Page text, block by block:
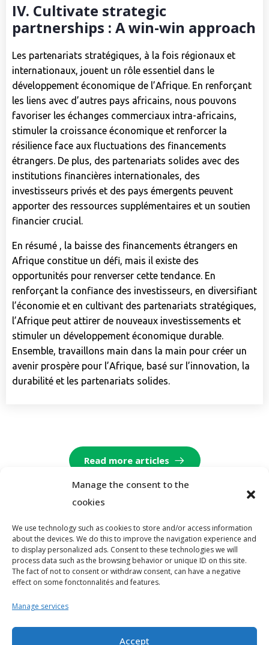
Manage the consent to the
cookies
We use technology such as cookies to store and/or access information
about the devices. We do this to improve the navigation experience and
to display personalized ads. Consent to these technologies we will
process data such as the browsing behavior or unique ID on this site.
The fact of not to consent or withdraw consent, can have a negative
effect on some fonctonnalités and features.
Manage services
Accept
IV. Cultivate strategic
partnerships : A win-win approach
Les partenariats stratégiques, à la fois régionaux et
internationaux, jouent un rôle essentiel dans le
développement économique de l’Afrique. En renforçant
les liens avec d’autres pays africains, nous pouvons
favoriser les échanges commerciaux intra-africains,
stimuler la croissance économique et renforcer la
résilience face aux fluctuations des financements
étrangers. De plus, des partenariats solides avec des
institutions financières internationales, des
investisseurs privés et des pays émergents peuvent
apporter des ressources supplémentaires et un soutien
financier crucial.
En résumé , la baisse des financements étrangers en
Afrique constitue un défi, mais il existe des
opportunités pour renverser cette tendance. En
renforçant la confiance des investisseurs, en diversifiant
l’économie et en cultivant des partenariats stratégiques,
l’Afrique peut attirer de nouveaux investissements et
stimuler un développement économique durable.
Ensemble, travaillons main dans la main pour créer un
avenir prospère pour l’Afrique, basé sur l’innovation, la
durabilité et les partenariats solides.
read more articles
Stay
informed Useful
links
Welcome
Te Raga
Legal
information
Legal
notices
General
Conditions
of Use
Usage
Contact
Phone
+22602283893
E-
mail
address
Beogo